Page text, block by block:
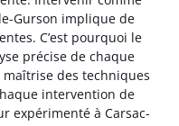
Gurson implique de
C’est pourquoi le
précise de chaque
des techniques
intervention de
expérimenté à Carsac-